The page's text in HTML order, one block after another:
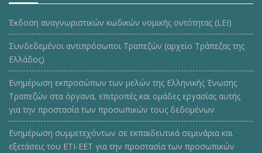
Έκδοση αναγνωριστικών κωδικών νομικής οντότητας (LEI)
Συνδεδεμένοι αντιπρόσωποι Τραπεζών (αρχείο Τράπεζας της
Ελλάδος)
Ενημέρωση εκπροσώπων των μελών της Ελληνικής Ένωσης
Τραπεζών στα όργανα, επιτροπές και ομάδες εργασίας αυτής
για την προστασία των προσωπικών τους δεδομένων
Ενημέρωση συμμετεχόντων σε εκπαιδευτικά σεμινάρια και
εξετάσεις του ΕΤΙ-ΕΕΤ για την προστασία των προσωπικών